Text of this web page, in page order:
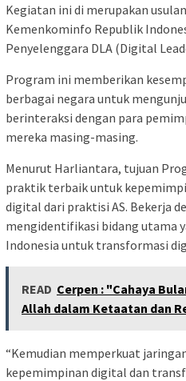
Kegiatan ini di merupakan
Kemenkominfo Republik
Penyelenggara DLA (Digital
Program ini memberikan
berbagai negara untuk
berinteraksi dengan para
mereka masing-masing.
Menurut Harliantara, tujuan
praktik terbaik untuk
digital dari praktisi AS. Bekerja
mengidentifikasi bidang utama
Indonesia untuk transformasi
READ Cerpen : "Cahaya
Allah dalam Ketaatan dan
“Kemudian memperkuat
kepemimpinan digital dan